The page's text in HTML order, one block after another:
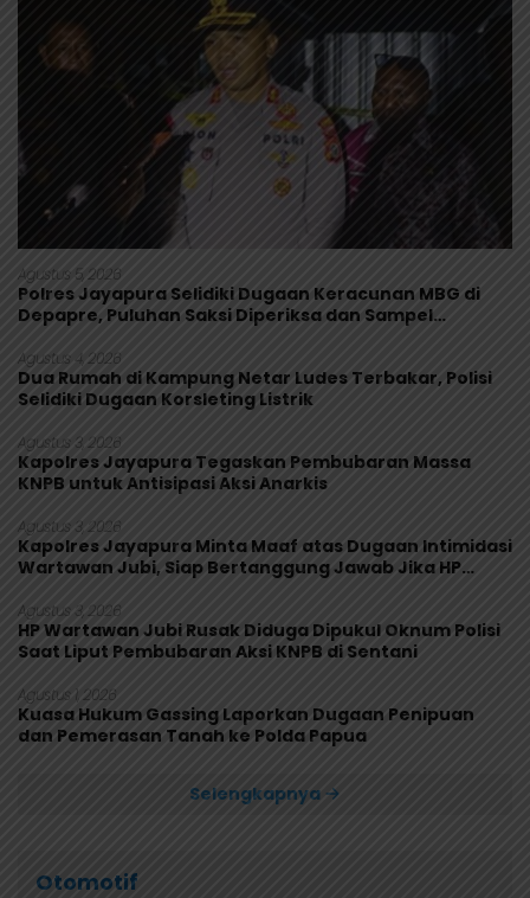
Agustus 5, 2026
Polres Jayapura Selidiki Dugaan Keracunan MBG di
Depapre, Puluhan Saksi Diperiksa dan Sampel
Agustus 4, 2026
Dua Rumah di Kampung Netar Ludes Terbakar, Polisi
Selidiki Dugaan Korsleting Listrik
Agustus 3, 2026
Kapolres Jayapura Tegaskan Pembubaran Massa
KNPB untuk Antisipasi Aksi Anarkis
Agustus 3, 2026
Kapolres Jayapura Minta Maaf atas Dugaan Intimidasi
Wartawan Jubi, Siap Bertanggung Jawab Jika HP
Agustus 3, 2026
HP Wartawan Jubi Rusak Diduga Dipukul Oknum Polisi
Saat Liput Pembubaran Aksi KNPB di Sentani
Agustus 1, 2026
Kuasa Hukum Gassing Laporkan Dugaan Penipuan
dan Pemerasan Tanah ke Polda Papua
Selengkapnya
Otomotif